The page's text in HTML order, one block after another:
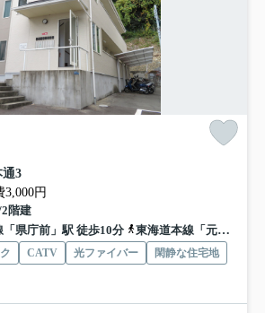
3
円
階建
県庁前」駅 徒歩10分
東海道本線「元町」駅 徒歩14分
CATV 光ファイバー
閑静な住宅地